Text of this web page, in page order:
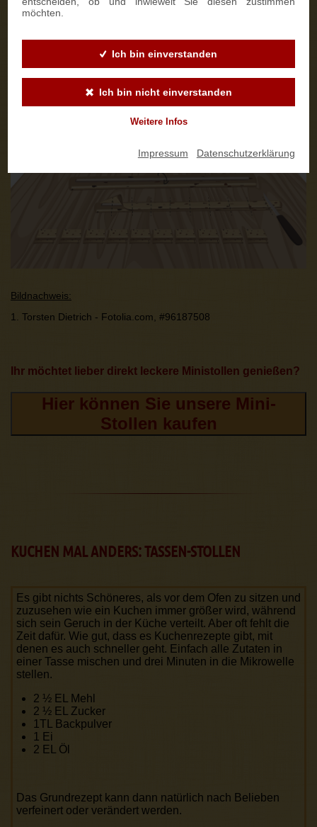
möchten.
Ich bin einverstanden
Ich bin nicht einverstanden
Weitere Infos
Impressum Datenschutzerklärung
Bildnachweis:
1. Torsten Dietrich - Fotolia.com, #96187508
Ihr möchtet lieber direkt leckere Ministollen genießen?
Hier können Sie unsere Mini-
Stollen kaufen
KUCHEN MAL ANDERS: TASSEN-STOLLEN
Es gibt nichts Schöneres, als vor dem Ofen zu sitzen und
zuzusehen wie ein Kuchen immer größer wird, während
sich sein Geruch in der Küche verteilt. Aber oft fehlt die
Zeit dafür. Wie gut, dass es Kuchenrezepte gibt, mit
denen es auch schneller geht. Einfach alle Zutaten in
einer Tasse mischen und drei Minuten in die Mikrowelle
stellen.
2 ½ EL Mehl
2 ½ EL Zucker
1TL Backpulver
1 Ei
2 EL Öl
Das Grundrezept kann dann natürlich nach Belieben
verfeinert oder verändert werden.